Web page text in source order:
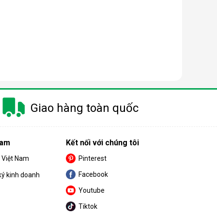
này chỉ cho phép các phân tử nước tinh khiết
hợp trong máy. Sau khi đi qua
Giao hàng toàn quốc
Việt Nam
kinh doanh
Kết nối với chúng tôi
Pinterest
Facebook
Youtube
Tiktok